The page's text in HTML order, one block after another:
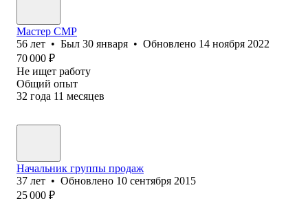
Мастер СМР
56 лет • Был 30 января • Обновлено 14 ноября 2022
70 000 ₽
Не ищет работу
Общий опыт
32 года 11 месяцев
Начальник группы продаж
37 лет • Обновлено 10 сентября 2015
25 000 ₽